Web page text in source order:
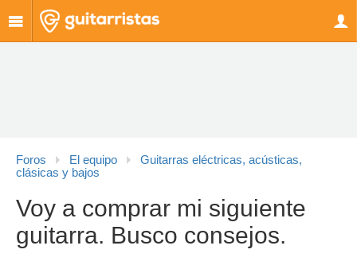
Foros El equipo
Guitarras eléctricas, acústicas,
clásicas y bajos
Voy a comprar mi siguiente
guitarra. Busco consejos.